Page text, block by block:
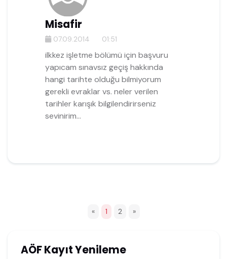
Misafir
07.09.2014 01:51
ilkkez işletme bölümü için başvuru
yapıcam sınavsız geçiş hakkında
hangi tarihte olduğu bilmiyorum
gerekli evraklar vs. neler verilen
tarihler karışık bilgilendirirseniz
sevinirim...
« 1 2 »
AÖF Kayıt Yenileme